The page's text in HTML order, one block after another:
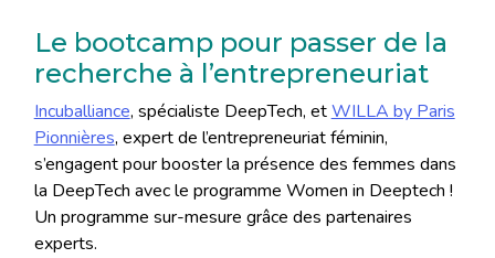
Le bootcamp pour passer de la
recherche à l’entrepreneuriat
Incuballiance, spécialiste DeepTech, etWILLA by Paris
Pionnières, expert de l’entrepreneuriat féminin,
s’engagent pour booster la présence des femmes dans
la DeepTech avec le programme Women in Deeptech !
Un programme sur-mesure grâce des partenaires
experts.